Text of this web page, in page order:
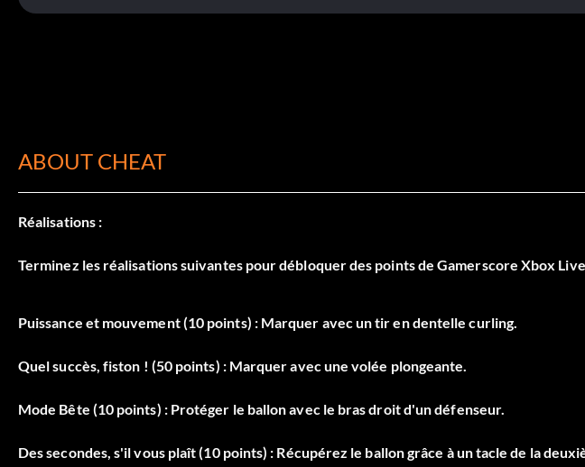
ABOUT CHEAT
Réalisations :
Terminez les réalisations suivantes pour débloquer des points de Gamerscore Xbox Live.
Puissance et mouvement (10 points) : Marquer avec un tir en dentelle curling.
Quel succès, fiston ! (50 points) : Marquer avec une volée plongeante.
Mode Bête (10 points) : Protéger le ballon avec le bras droit d'un défenseur.
Des secondes, s'il vous plaît (10 points) : Récupérez le ballon grâce à un tacle de la